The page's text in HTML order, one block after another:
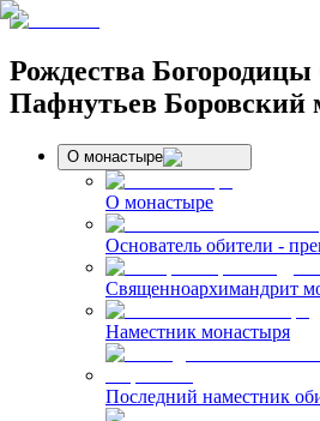
Рождества
Пафнутьев Боровский
О монастыре
О монастыре
Основатель обители -
Священноархимандрит
Наместник монастыря
Последний наместник